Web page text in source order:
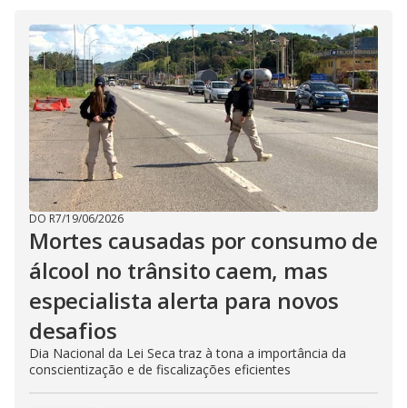
DO R7/19/06/2026
Mortes causadas por consumo de
álcool no trânsito caem, mas
especialista alerta para novos
desafios
Dia Nacional da Lei Seca traz à tona a importância da
conscientização e de fiscalizações eficientes